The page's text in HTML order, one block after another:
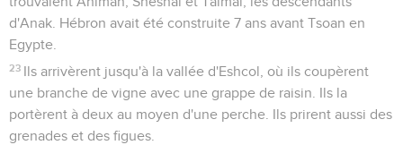
d'Anak. Hébron avait été construite 7 ans avant Tsoan en
Egypte.
23 Ils arrivèrent jusqu'à la vallée d'Eshcol, où ils coupèrent
une branche de vigne avec une grappe de raisin. Ils la
portèrent à deux au moyen d'une perche. Ils prirent aussi des
grenades et des figues.